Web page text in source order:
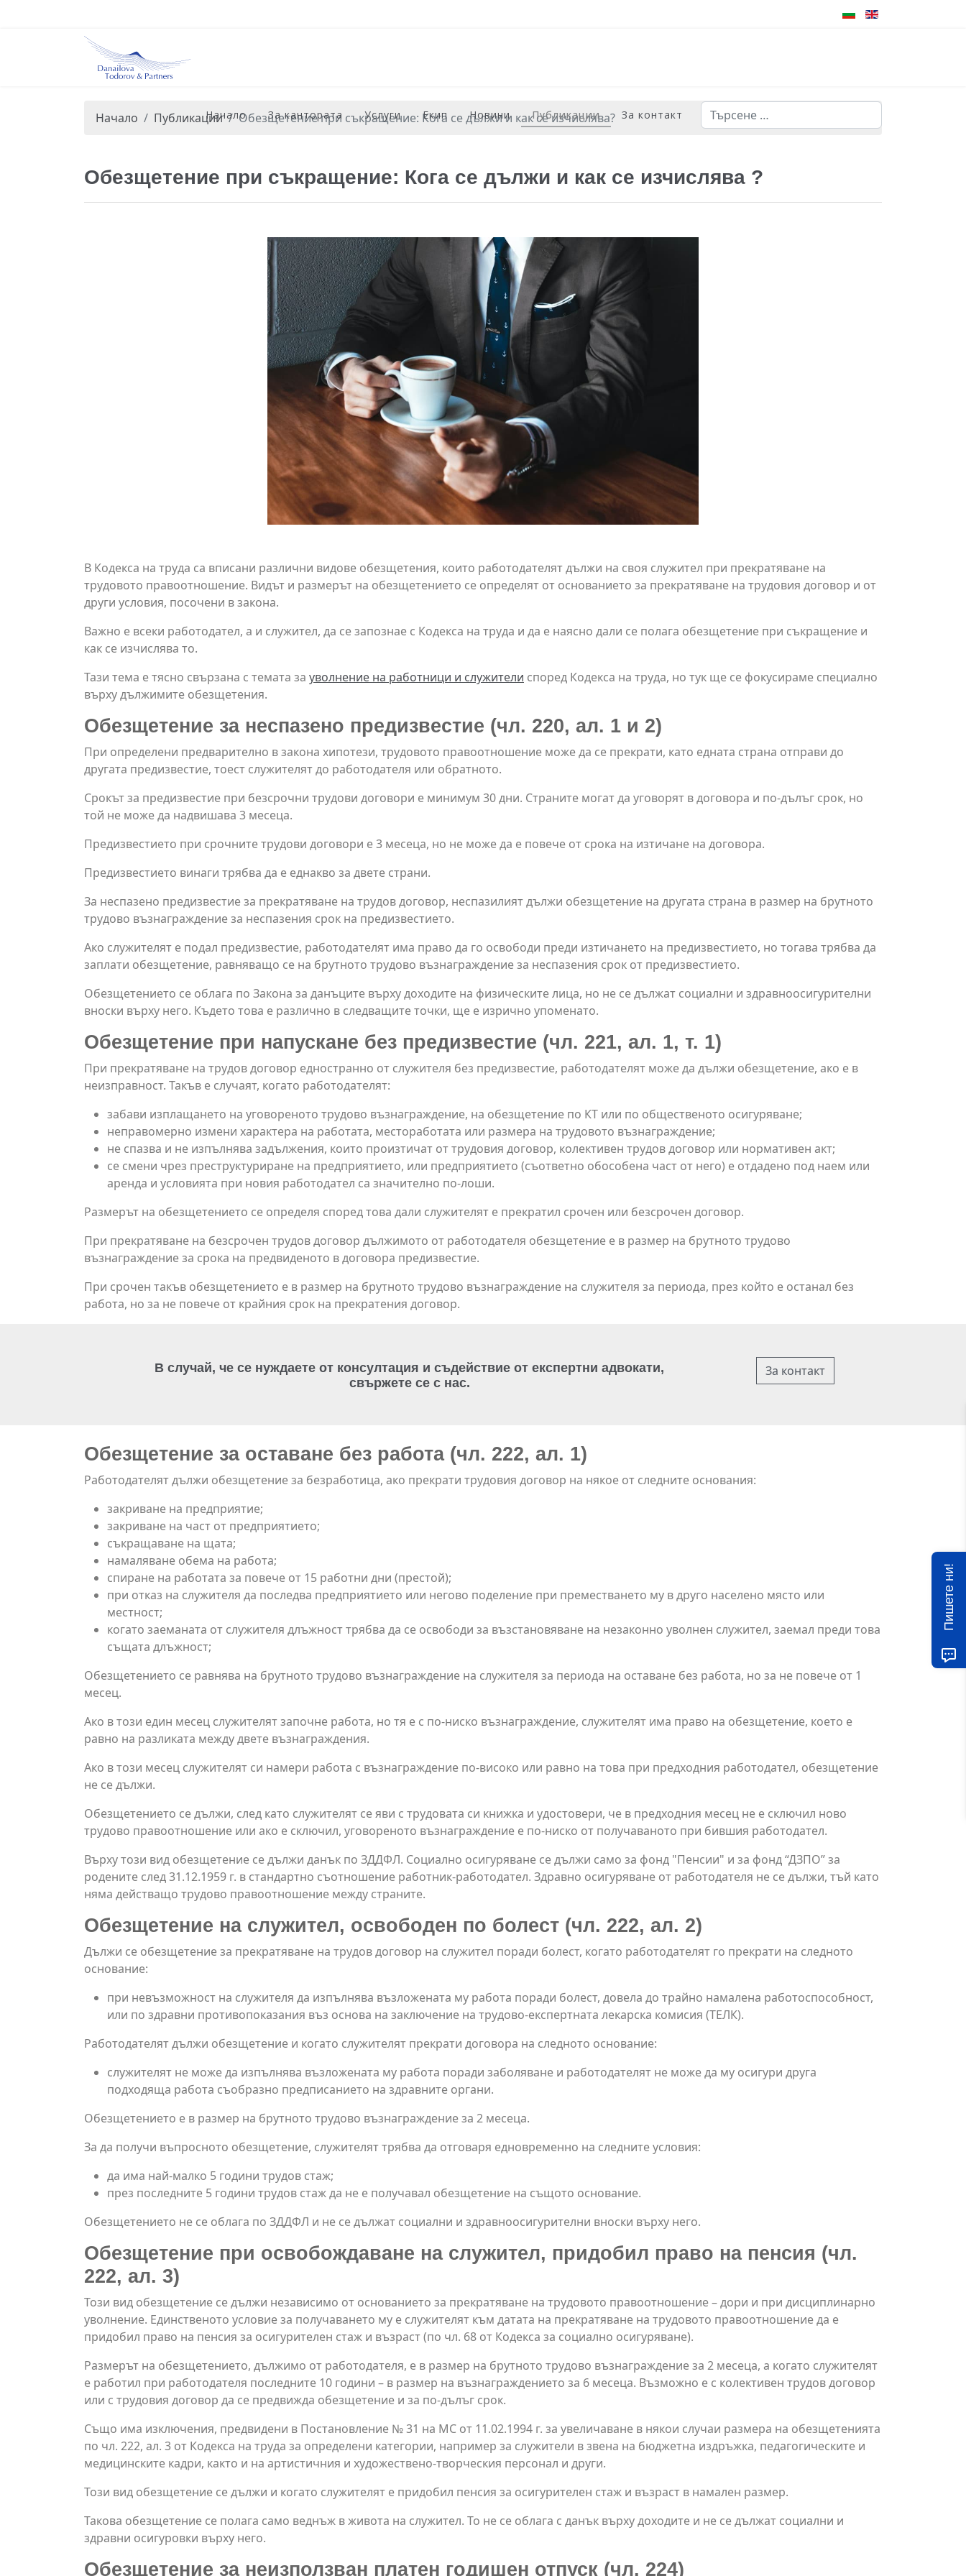
Начало За кантората Услуги Екип Новини Публикации За контакт
Търсене
Начало Публикации Обезщетение при съкращение: Кога се дължи и как се изчислява?
Обезщетение при съкращение: Кога се дължи и как се изчислява ?
В Кодекса на труда са вписани различни видове обезщетения, които работодателят дължи на своя служител при прекратяване на
трудовото правоотношение. Видът и размерът на обезщетението се определят от основанието за прекратяване на трудовия договор и от
други условия, посочени в закона.
Важно е всеки работодател, а и служител, да се запознае с Кодекса на труда и да е наясно дали се полага обезщетение при съкращение и
как се изчислява то.
Тази тема е тясно свързана с темата за уволнение на работници и служители според Кодекса на труда, но тук ще се фокусираме специално
върху дължимите обезщетения.
Обезщетение за неспазено предизвестие (чл. 220, ал. 1 и 2)
При определени предварително в закона хипотези, трудовото правоотношение може да се прекрати, като едната страна отправи до
другата предизвестие, тоест служителят до работодателя или обратното.
Срокът за предизвестие при безсрочни трудови договори е минимум 30 дни. Страните могат да уговорят в договора и по-дълъг срок, но
той не може да надвишава 3 месеца.
Предизвестието при срочните трудови договори е 3 месеца, но не може да е повече от срока на изтичане на договора.
Предизвестието винаги трябва да е еднакво за двете страни.
За неспазено предизвестие за прекратяване на трудов договор, неспазилият дължи обезщетение на другата страна в размер на брутното
трудово възнаграждение за неспазения срок на предизвестието.
Ако служителят е подал предизвестие, работодателят има право да го освободи преди изтичането на предизвестието, но тогава трябва да
заплати обезщетение, равняващо се на брутното трудово възнаграждение за неспазения срок от предизвестието.
Обезщетението се облага по Закона за данъците върху доходите на физическите лица, но не се дължат социални и здравноосигурителни
вноски върху него. Където това е различно в следващите точки, ще е изрично упоменато.
Обезщетение при напускане без предизвестие (чл. 221, ал. 1, т. 1)
При прекратяване на трудов договор едностранно от служителя без предизвестие, работодателят може да дължи обезщетение, ако е в
неизправност. Такъв е случаят, когато работодателят:
забави изплащането на уговореното трудово възнаграждение, на обезщетение по КТ или по общественото осигуряване;
неправомерно измени характера на работата, местоработата или размера на трудовото възнаграждение;
не спазва и не изпълнява задължения, които произтичат от трудовия договор, колективен трудов договор или нормативен акт;
се смени чрез преструктуриране на предприятието, или предприятието (съответно обособена част от него) е отдадено под наем или
аренда и условията при новия работодател са значително по-лоши.
Размерът на обезщетението се определя според това дали служителят е прекратил срочен или безсрочен договор.
При прекратяване на безсрочен трудов договор дължимото от работодателя обезщетение е в размер на брутното трудово
възнаграждение за срока на предвиденото в договора предизвестие.
При срочен такъв обезщетението е в размер на брутното трудово възнаграждение на служителя за периода, през който е останал без
работа, но за не повече от крайния срок на прекратения договор.
В случай, че се нуждаете от консултация и съдействие от експертни адвокати,
свържете се с нас.
За контакт
Обезщетение за оставане без работа (чл. 222, ал. 1)
Работодателят дължи обезщетение за безработица, ако прекрати трудовия договор на някое от следните основания:
закриване на предприятие;
закриване на част от предприятието;
съкращаване на щата;
намаляване обема на работа;
спиране на работата за повече от 15 работни дни (престой);
при отказ на служителя да последва предприятието или негово поделение при преместването му в друго населено място или
местност;
когато заеманата от служителя длъжност трябва да се освободи за възстановяване на незаконно уволнен служител, заемал преди това
същата длъжност;
Обезщетението се равнява на брутното трудово възнаграждение на служителя за периода на оставане без работа, но за не повече от 1
месец.
Ако в този един месец служителят започне работа, но тя е с по-ниско възнаграждение, служителят има право на обезщетение, което е
равно на разликата между двете възнаграждения.
Ако в този месец служителят си намери работа с възнаграждение по-високо или равно на това при предходния работодател, обезщетение
не се дължи.
Обезщетението се дължи, след като служителят се яви с трудовата си книжка и удостовери, че в предходния месец не е сключил ново
трудово правоотношение или ако е сключил, уговореното възнаграждение е по-ниско от получаваното при бившия работодател.
Върху този вид обезщетение се дължи данък по ЗДДФЛ. Социално осигуряване се дължи само за фонд "Пенсии" и за фонд “ДЗПО” за
родените след 31.12.1959 г. в стандартно съотношение работник-работодател. Здравно осигуряване от работодателя не се дължи, тъй като
няма действащо трудово правоотношение между страните.
Обезщетение на служител, освободен по болест (чл. 222, ал. 2)
Дължи се обезщетение за прекратяване на трудов договор на служител поради болест, когато работодателят го прекрати на следното
основание:
при невъзможност на служителя да изпълнява възложената му работа поради болест, довела до трайно намалена работоспособност,
или по здравни противопоказания въз основа на заключение на трудово-експертната лекарска комисия (ТЕЛК).
Работодателят дължи обезщетение и когато служителят прекрати договора на следното основание:
служителят не може да изпълнява възложената му работа поради заболяване и работодателят не може да му осигури друга
подходяща работа съобразно предписанието на здравните органи.
Обезщетението е в размер на брутното трудово възнаграждение за 2 месеца.
За да получи въпросното обезщетение, служителят трябва да отговаря едновременно на следните условия:
да има най-малко 5 години трудов стаж;
през последните 5 години трудов стаж да не е получавал обезщетение на същото основание.
Обезщетението не се облага по ЗДДФЛ и не се дължат социални и здравноосигурителни вноски върху него.
Обезщетение при освобождаване на служител, придобил право на пенсия (чл.
222, ал. 3)
Този вид обезщетение се дължи независимо от основанието за прекратяване на трудовото правоотношение – дори и при дисциплинарно
уволнение. Единственото условие за получаването му е служителят към датата на прекратяване на трудовото правоотношение да е
придобил право на пенсия за осигурителен стаж и възраст (по чл. 68 от Кодекса за социално осигуряване).
Размерът на обезщетението, дължимо от работодателя, е в размер на брутното трудово възнаграждение за 2 месеца, а когато служителят
е работил при работодателя последните 10 години – в размер на възнаграждението за 6 месеца. Възможно е с колективен трудов договор
или с трудовия договор да се предвижда обезщетение и за по-дълъг срок.
Също има изключения, предвидени в Постановление № 31 на МС от 11.02.1994 г. за увеличаване в някои случаи размера на обезщетенията
по чл. 222, ал. 3 от Кодекса на труда за определени категории, например за служители в звена на бюджетна издръжка, педагогическите и
медицинските кадри, както и на артистичния и художествено-творческия персонал и други.
Този вид обезщетение се дължи и когато служителят е придобил пенсия за осигурителен стаж и възраст в намален размер.
Такова обезщетение се полага само веднъж в живота на служител. То не се облага с данък върху доходите и не се дължат социални и
здравни осигуровки върху него.
Обезщетение за неизползван платен годишен отпуск (чл. 224)
Пишете ни!